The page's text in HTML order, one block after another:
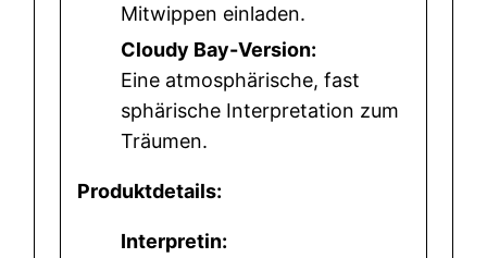
Mitwippen einladen.
Cloudy Bay-Version:
Eine atmosphärische, fast
sphärische Interpretation zum
Träumen.
Produktdetails:
Interpretin: